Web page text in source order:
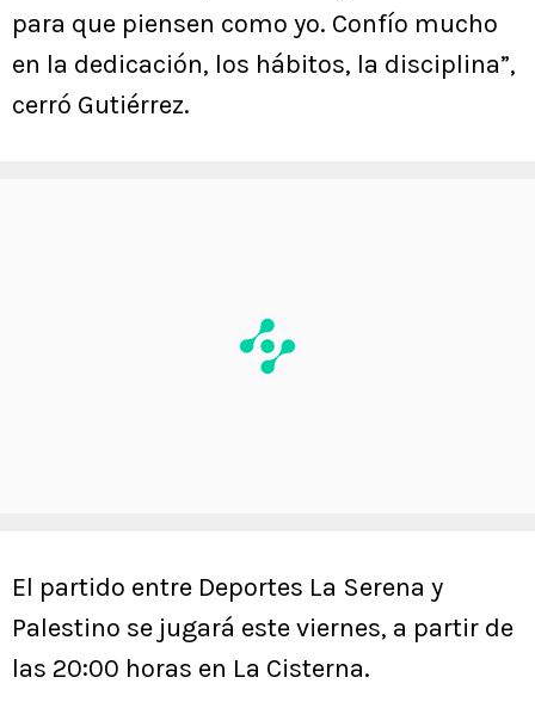
para que piensen como yo. Confío mucho
en la dedicación, los hábitos, la disciplina”,
cerró Gutiérrez.
El partido entre Deportes La Serena y
Palestino se jugará este viernes, a partir de
las 20:00 horas en La Cisterna.